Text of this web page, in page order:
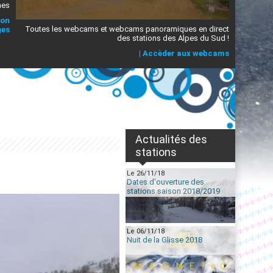
Toutes les webcams et webcams panoramiques en direct
des stations des Alpes du Sud !
| Accèder aux webcams
Actualités des
stations
Le 26/11/18
Dates d'ouverture des
stations saison 2018/2019
Le 06/11/18
Nuit de la Glisse 2018